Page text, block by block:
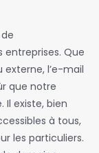
Que
l’e-mail
que notre
existe, bien
à tous,
les particuliers.